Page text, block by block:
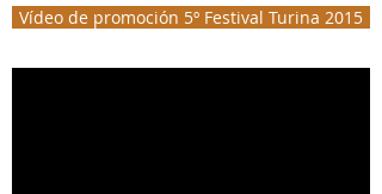
Vídeo de promoción 5º Festival Turina 2015